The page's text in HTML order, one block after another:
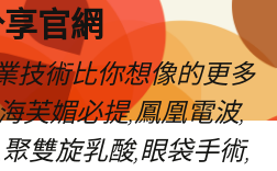
官網
技術比你想像的更多
芙媚必提,鳳凰電波,
雙旋乳酸,眼袋手術,